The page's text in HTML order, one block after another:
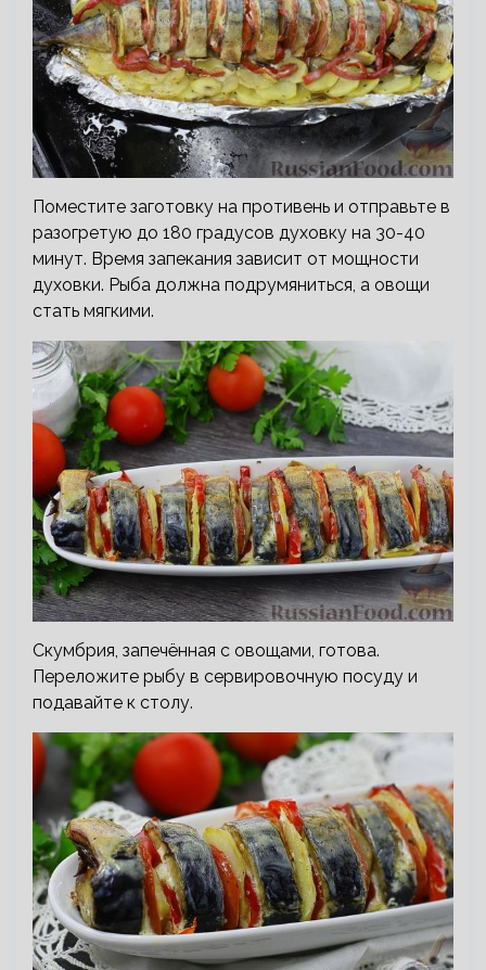
Поместите заготовку на противень и отправьте в
разогретую до 180 градусов духовку на 30-40
минут. Время запекания зависит от мощности
духовки. Рыба должна подрумяниться, а овощи
стать мягкими.
Скумбрия, запечённая с овощами, готова.
Переложите рыбу в сервировочную посуду и
подавайте к столу.